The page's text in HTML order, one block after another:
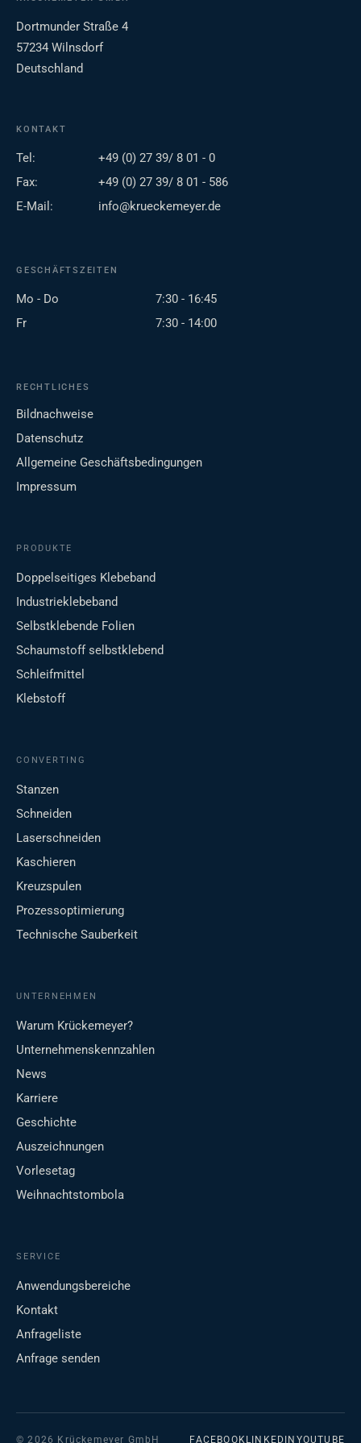
Dortmunder Straße 4
57234 Wilnsdorf
Deutschland
KONTAKT
Tel:
+49 (0) 27 39/ 8 01 - 0
Fax:
+49 (0) 27 39/ 8 01 - 586
E-Mail:
info@krueckemeyer.de
GESCHÄFTSZEITEN
Mo - Do
7:30 - 16:45
Fr
7:30 - 14:00
RECHTLICHES
Bildnachweise
Datenschutz
Allgemeine Geschäftsbedingungen
Impressum
PRODUKTE
Doppelseitiges Klebeband
Industrieklebeband
Selbstklebende Folien
Schaumstoff selbstklebend
Schleifmittel
Klebstoff
CONVERTING
Stanzen
Schneiden
Laserschneiden
Kaschieren
Kreuzspulen
Prozessoptimierung
Technische Sauberkeit
UNTERNEHMEN
Warum Krückemeyer?
Unternehmenskennzahlen
News
Karriere
Geschichte
Auszeichnungen
Vorlesetag
Weihnachtstombola
SERVICE
Anwendungsbereiche
Kontakt
Anfrageliste
Anfrage senden
© 2026 Krückemeyer GmbH FACEBOOK LINKEDIN YOUTUBE